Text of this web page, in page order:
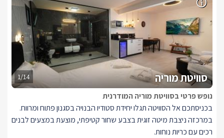
1/14 סוויטת מוריה
נופש פרטי בסוויטת מוריה המודרנית
בכניסתכם אל הסוויטה תגלו יחידת סטודיו הבנויה בסגנון פתוח ומרווח.
במרכזה ניצבת מיטה זוגית בצבע שחור קטיפתי, מוצעת במצעים לבנים
רכים עם כריות נוחות.